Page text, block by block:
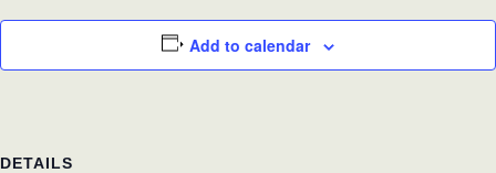
Add to calendar
DETAILS